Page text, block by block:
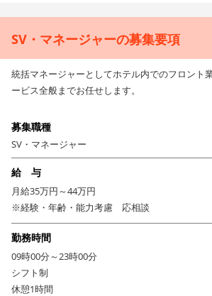
＜カウンター10席の完全予約制のレスト
ホテル内のレストランとなるAWA SUSHIはカウ
レストランとなります。シャンパンとのマリアー
ために提供する鮨・一品料理に応じてシャンパン
ュホテルならではの接客もお願いします。
SV・マネージャーの募集要項
統括マネージャーとしてホテル内でのフロント
ービス全般までお任せします。
募集職種
SV・マネージャー
給 与
月給35万円～44万円
※経験・年齢・能力考慮 応相談
勤務時間
09時00分～23時00分
シフト制
休憩1時間